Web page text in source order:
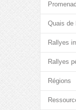
Quais de
Rallyes
Rallyes
Régions